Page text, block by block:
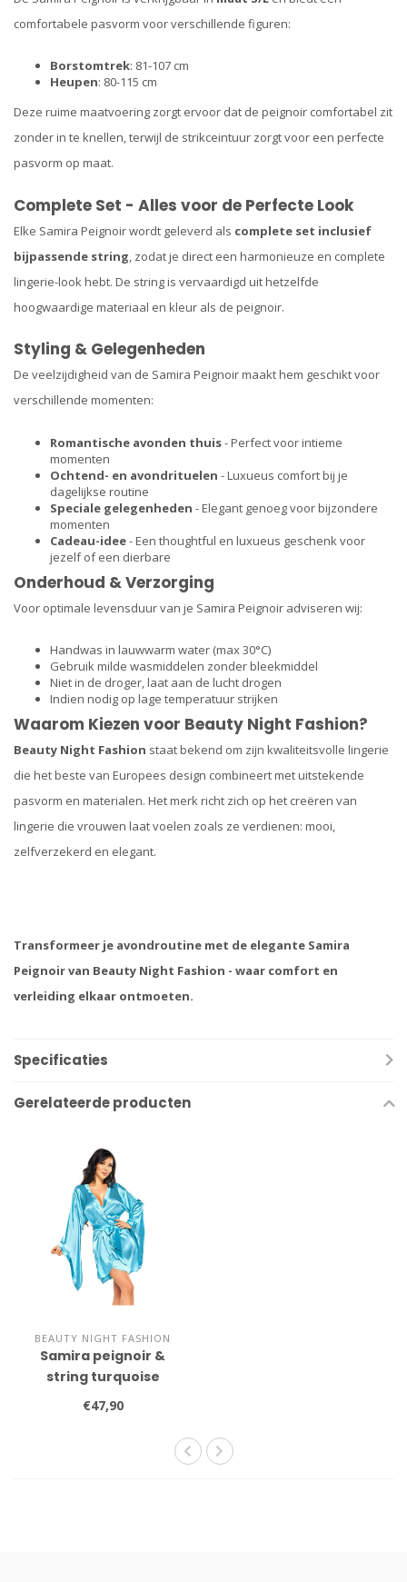
comfortabele pasvorm voor verschillende figuren:
Borstomtrek: 81-107 cm
Heupen: 80-115 cm
Deze ruime maatvoering zorgt ervoor dat de peignoir comfortabel zit
zonder in te knellen, terwijl de strikceintuur zorgt voor een perfecte
pasvorm op maat.
Complete Set - Alles voor de Perfecte Look
Elke Samira Peignoir wordt geleverd als complete set inclusief
bijpassende string, zodat je direct een harmonieuze en complete
lingerie-look hebt. De string is vervaardigd uit hetzelfde
hoogwaardige materiaal en kleur als de peignoir.
Styling & Gelegenheden
De veelzijdigheid van de Samira Peignoir maakt hem geschikt voor
verschillende momenten:
Romantische avonden thuis- Perfect voor intieme
momenten
Ochtend- en avondrituelen - Luxueus comfort bij je
dagelijkse routine
Speciale gelegenheden - Elegant genoeg voor bijzondere
momenten
Cadeau-idee- Een thoughtful en luxueus geschenk voor
jezelf of een dierbare
Onderhoud & Verzorging
Voor optimale levensduur van je Samira Peignoir adviseren wij:
Handwas in lauwwarm water (max 30°C)
Gebruik milde wasmiddelen zonder bleekmiddel
Niet in de droger, laat aan de lucht drogen
Indien nodig op lage temperatuur strijken
Waarom Kiezen voor Beauty Night Fashion?
Beauty Night Fashion staat bekend om zijn kwaliteitsvolle lingerie
die het beste van Europees design combineert met uitstekende
pasvorm en materialen. Het merk richt zich op het creëren van
lingerie die vrouwen laat voelen zoals ze verdienen: mooi,
zelfverzekerd en elegant.
Transformeer je avondroutine met de elegante Samira
Peignoir van Beauty Night Fashion - waar comfort en
verleiding elkaar ontmoeten.
Specificaties
Gerelateerde producten
BEAUTY NIGHT FASHION
Samira peignoir &
string turquoise
€47,90